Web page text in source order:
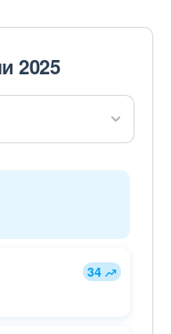
2025
34